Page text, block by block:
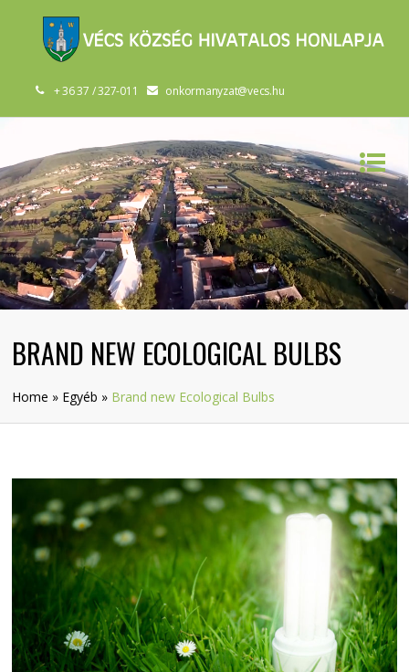
+ 36 37 / 327-011 onkormanyzat@vecs.hu
BRAND NEW ECOLOGICAL BULBS
Home » Egyéb » Brand new Ecological Bulbs